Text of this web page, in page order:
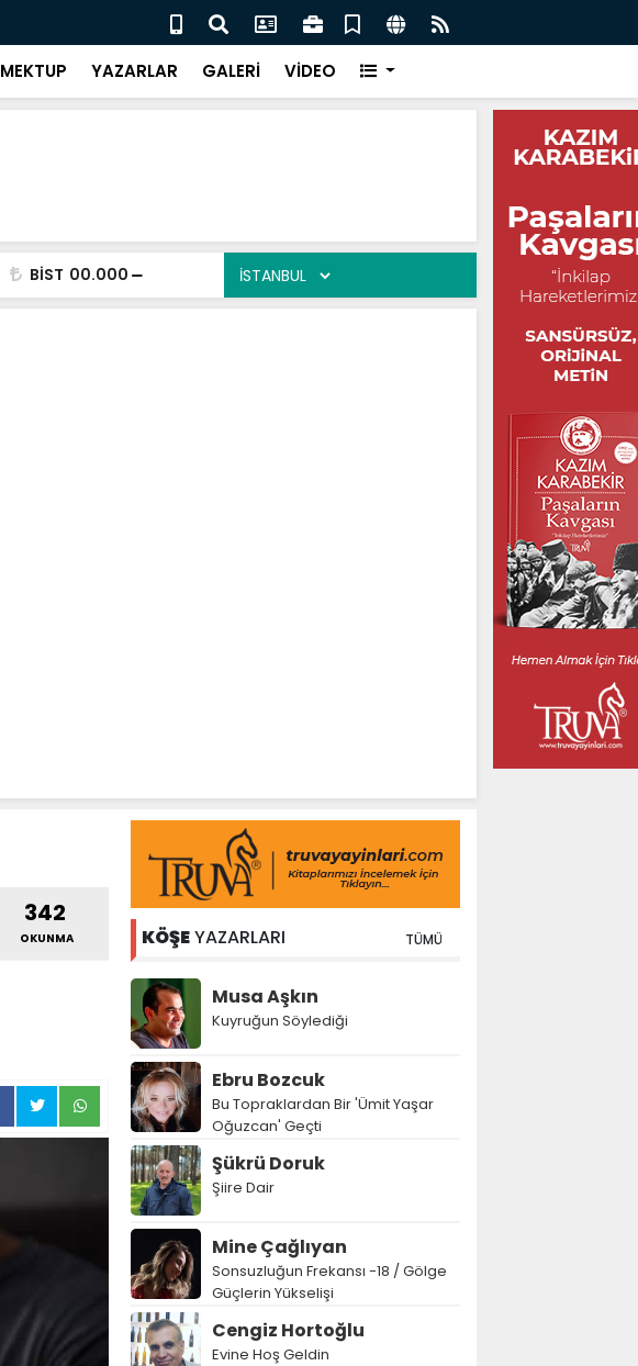
Yaşadığım Genç Yıllarım / Saim Kaya
MEKTUP YAZARLAR GALERİ VİDEO
BİST 00.000
342
OKUNMA KÖŞEYAZARLARI TÜMÜ
Musa Aşkın
Kuyruğun Söylediği
Ebru Bozcuk
Bu Topraklardan Bir 'Ümit Yaşar
Oğuzcan' Geçti
Şükrü Doruk
Şiire Dair
Mine Çağlıyan
Sonsuzluğun Frekansı -18 / Gölge
Güçlerin Yükselişi
Cengiz Hortoğlu
Evine Hoş Geldin